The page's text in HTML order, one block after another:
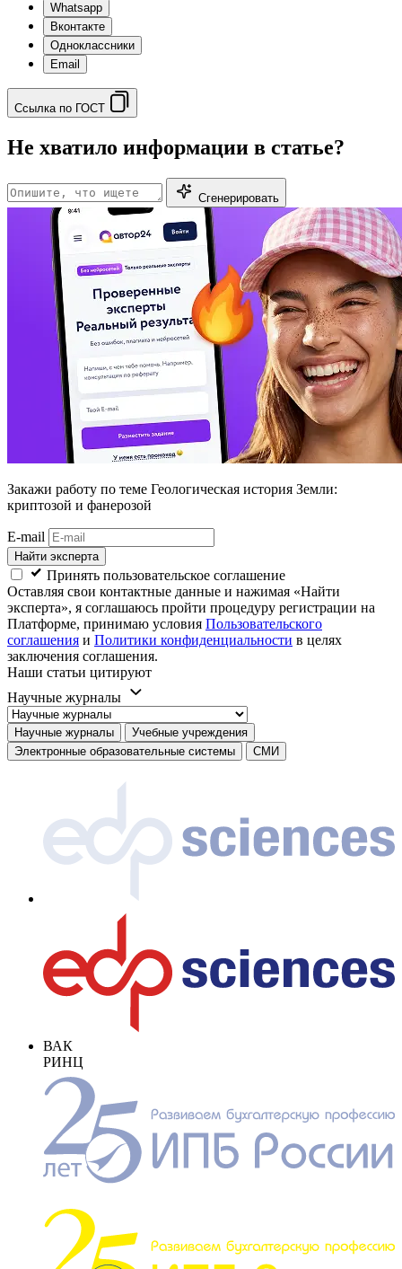
Whatsapp
Вконтакте
Одноклассники
Email
Ссылка по ГОСТ
Не хватило информации в статье?
Сгенерировать
Закажи работу по теме Геологическая история Земли:
криптозой и фанерозой
E-mail
Найти эксперта
Принять пользовательское соглашение
Оставляя свои контактные данные и нажимая «Найти
эксперта», я соглашаюсь пройти процедуру регистрации на
Платформе, принимаю условия Пользовательского
соглашения и Политики конфиденциальности в целях
заключения соглашения.
Наши статьи цитируют
Научные журналы
Научные журналы
Учебные учреждения
Электронные образовательные системы
СМИ
ВАК
РИНЦ